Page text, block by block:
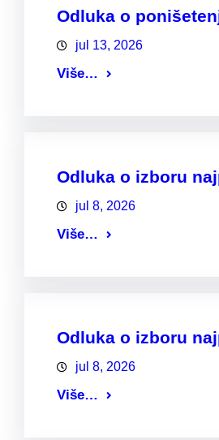
Odluka o
jul 13, 2026
Više…
Odluka o izboru
jul 8, 2026
Više…
Odluka o izboru
jul 8, 2026
Više…